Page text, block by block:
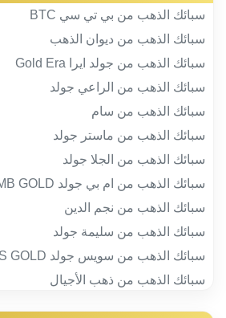
سبائك الذهب من بي تي سي BTC
سبائك الذهب من ديوان الذهب
سبائك الذهب من جولد ايرا Gold Era
سبائك الذهب من الراعي جولد
سبائك الذهب من سام
سبائك الذهب من ماستر جولد
سبائك الذهب من الجلا جولد
سبائك الذهب من ام بي جولد MB GOLD
سبائك الذهب من نجم الدين
سبائك الذهب من سليمة جولد
سبائك الذهب من سويس جولد SWISS GOLD
سبائك الذهب من ذهب الأجيال